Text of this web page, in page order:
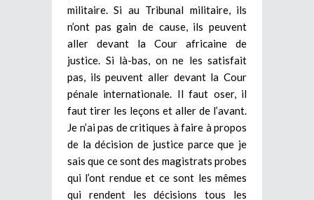
militaire. Si au Tribunal militaire, ils
n’ont pas gain de cause, ils peuvent
aller devant la Cour africaine de
justice. Si là-bas, on ne les satisfait
pas, ils peuvent aller devant la Cour
pénale internationale. Il faut oser, il
faut tirer les leçons et aller de l’avant.
Je n’ai pas de critiques à faire à propos
de la décision de justice parce que je
sais que ce sont des magistrats probes
qui l’ont rendue et ce sont les mêmes
qui rendent les décisions tous les